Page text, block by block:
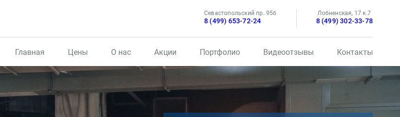
Севастопольский пр. 95б
8 (499) 653-72-24
Лобненская, 17 к.7
8 (499) 302-33-78
Главная Цены О нас Акции Портфолио Видеоотзывы Контакты